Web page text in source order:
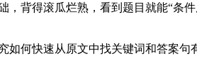
背得滚瓜烂熟，看到题目就能“条
如何快速从原文中找关键词和答案句